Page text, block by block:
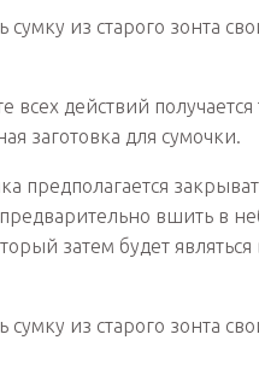
всех действий получается
заготовка для сумочки.
предполагается
предварительно вшить в
затем будет